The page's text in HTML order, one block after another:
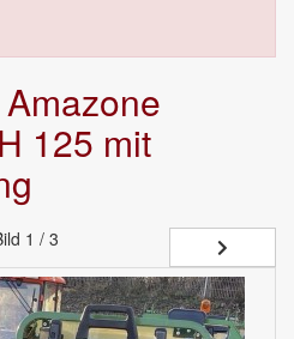
125 mit
1 / 3